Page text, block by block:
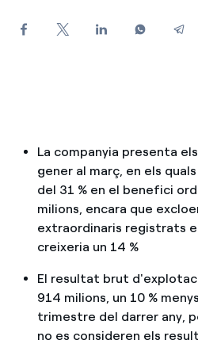
Com puc veure les meves
Gestiones diverses
La companyia presenta
gener al març, en els
del 31 % en el benefici
milions, encara que
extraordinaris registrats
creixeria un 14 %
El resultat brut
914 milions, un 10 %
trimestre del darrer any,
no es consideren els